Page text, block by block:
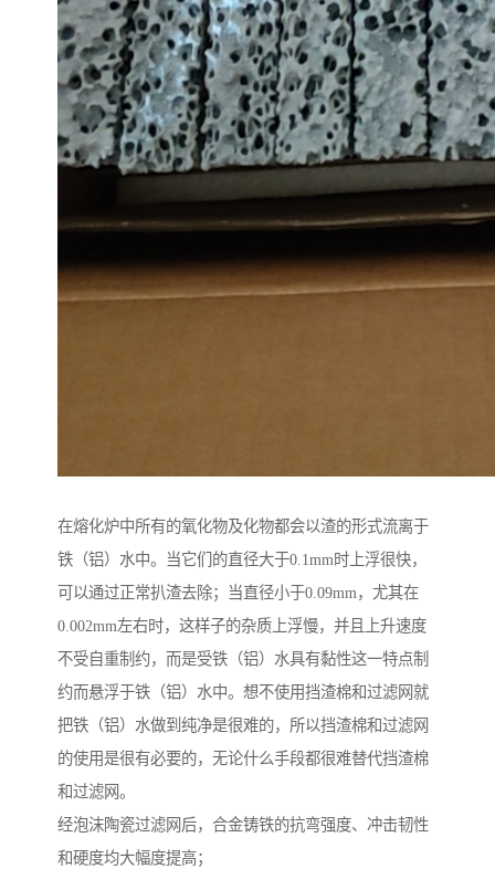
在熔化炉中所有的氧化物及化物都会以渣的形式流离于
铁（铝）水中。当它们的直径大于0.1mm时上浮很快，
可以通过正常扒渣去除；当直径小于0.09mm，尤其在
0.002mm左右时，这样子的杂质上浮慢，并且上升速度
不受自重制约，而是受铁（铝）水具有黏性这一特点制
约而悬浮于铁（铝）水中。想不使用挡渣棉和过滤网就
把铁（铝）水做到纯净是很难的，所以挡渣棉和过滤网
的使用是很有必要的，无论什么手段都很难替代挡渣棉
和过滤网。
经泡沫陶瓷过滤网后，合金铸铁的抗弯强度、冲击韧性
和硬度均大幅度提高；